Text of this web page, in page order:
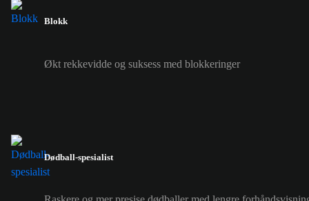
Blokk
Økt rekkevidde og suksess med blokkeringer
Dødball-spesialist